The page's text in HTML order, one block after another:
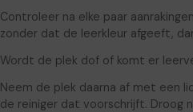
Controleer na elke paar
zonder dat de leerkleur afgeeft,
Wordt de plek dof of komt er
Neem de plek daarna af met een
de reiniger dat voorschrijft. Droog